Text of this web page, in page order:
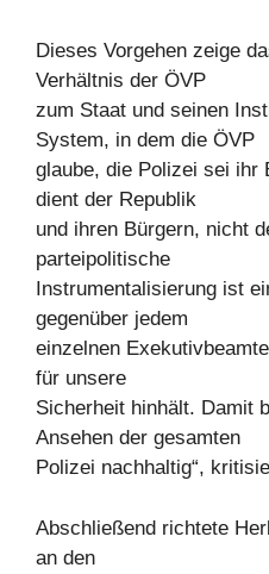
Dieses Vorgehen zeige
Verhältnis der ÖVP
zum Staat und seinen
System, in dem die ÖVP
glaube, die Polizei sei ihr
dient der Republik
und ihren Bürgern, nicht
parteipolitische
Instrumentalisierung ist
gegenüber jedem
einzelnen
für unsere
Sicherheit hinhält. Damit
Ansehen der gesamten
Polizei nachhaltig“,
Abschließend richtete
an den